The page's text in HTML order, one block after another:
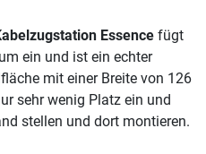
Essence fügt
ein und ist ein echter
mit einer Breite von 126
sehr wenig Platz ein und
stellen und dort montieren.